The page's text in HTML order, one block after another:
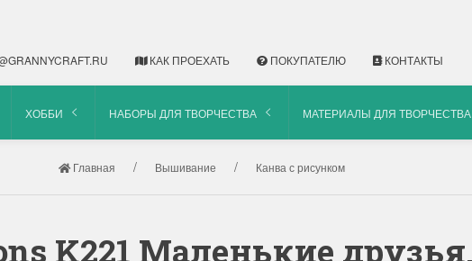
КАК ПРОЕХАТЬ ПОКУПАТЕЛЮ КОНТАКТЫ
ХОББИ НАБОРЫ ДЛЯ ТВОРЧЕСТВА МАТЕРИАЛЫ ДЛЯ ТВОРЧЕСТВА
Главная Вышивание Канва с рисунком
K221 Маленькие